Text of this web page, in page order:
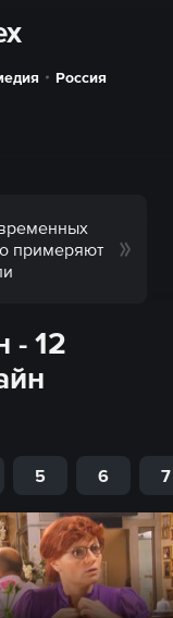
Россия
примеряют
- 12
5 6 7